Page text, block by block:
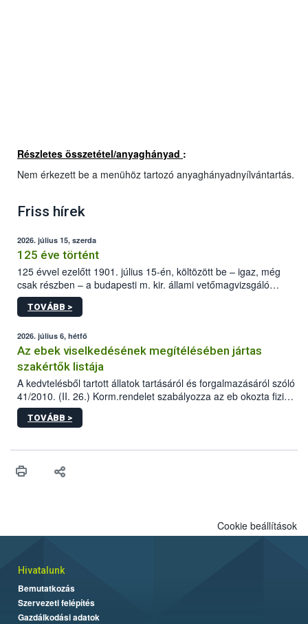
Részletes összetétel/anyaghányad :
Nem érkezett be a menühöz tartozó anyaghányadnyílvántartás.
Friss hírek
2026. július 15, szerda
125 éve történt
125 évvel ezelőtt 1901. július 15-én, költözött be – igaz, még
csak részben – a budapesti m. kir. állami vetőmagvizsgáló
állomás a Kis Rókus utca 15. szám alatti, Czigler Győző által
tervezett új épületébe.
TOVÁBB >
2026. július 6, hétfő
Az ebek viselkedésének megítélésében jártas
szakértők listája
A kedvtelésből tartott állatok tartásáról és forgalmazásáról szóló
41/2010. (II. 26.) Korm.rendelet szabályozza az eb okozta fizikai
sérülés, illetve ennek veszélye keletkezésekor felmerülő
hatósági feladatokat, valamint a veszélyes eb tartását és annak
vonni az ebek viselkedésének megítélésében jártas szakértőt.
TOVÁBB >
Cookie beállítások
Hivatalunk
Bemutatkozás
Szervezeti felépítés
Gazdálkodási adatok